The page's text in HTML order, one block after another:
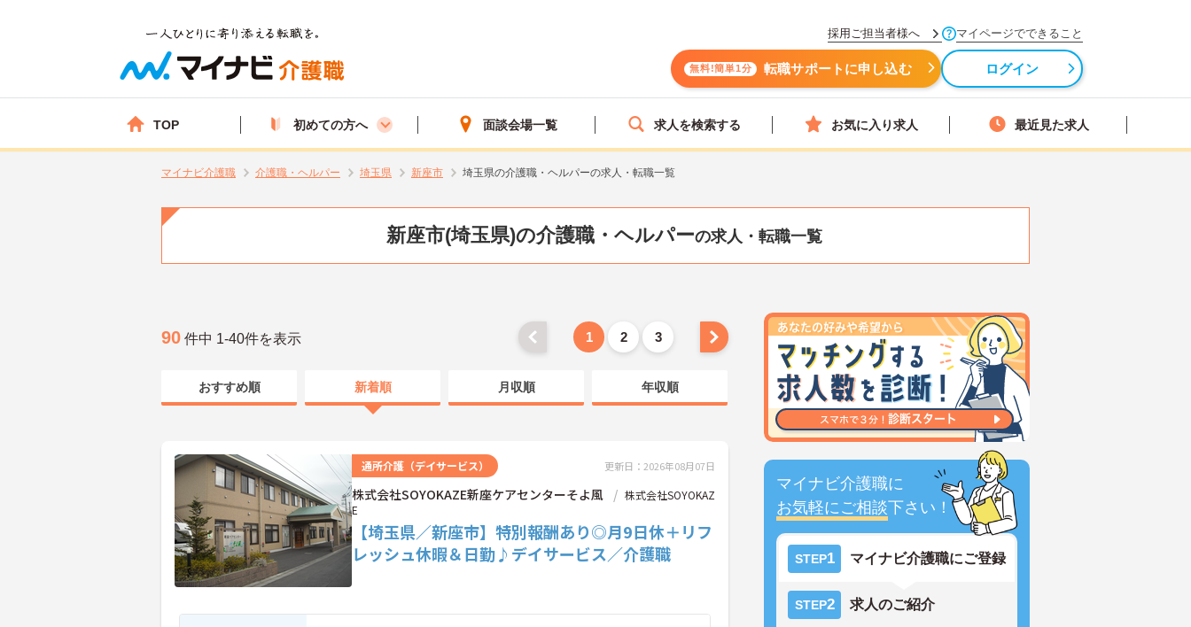
採用ご担当者様へ マイページでできること
無料!簡単1分 転職サポートに申し込む ログイン
TOP 初めての方へ 面談会場一覧 求人を検索する お気に入り求人 最近見た求人
マイナビ介護職 介護職・ヘルパー 埼玉県 新座市 埼玉県の介護職・ヘルパーの求人・転職一覧
新座市(埼玉県)の介護職・ヘルパーの求人・転職一覧
マイナビ介護職に
お気軽にご相談下さい！
STEP1 マイナビ介護職にご登録
STEP2 求人のご紹介
90 件中 1-40件を表示 1 2 3
おすすめ順 新着順 月収順 年収順
通所介護（デイサービス） 更新日：2026年08月07日
株式会社SOYOKAZE新座ケアセンターそよ風
株式会社SOYOKAZ
E
【埼玉県／新座市】特別報酬あり◎月9日休＋リフ
レッシュ休暇＆日勤♪デイサービス／介護職